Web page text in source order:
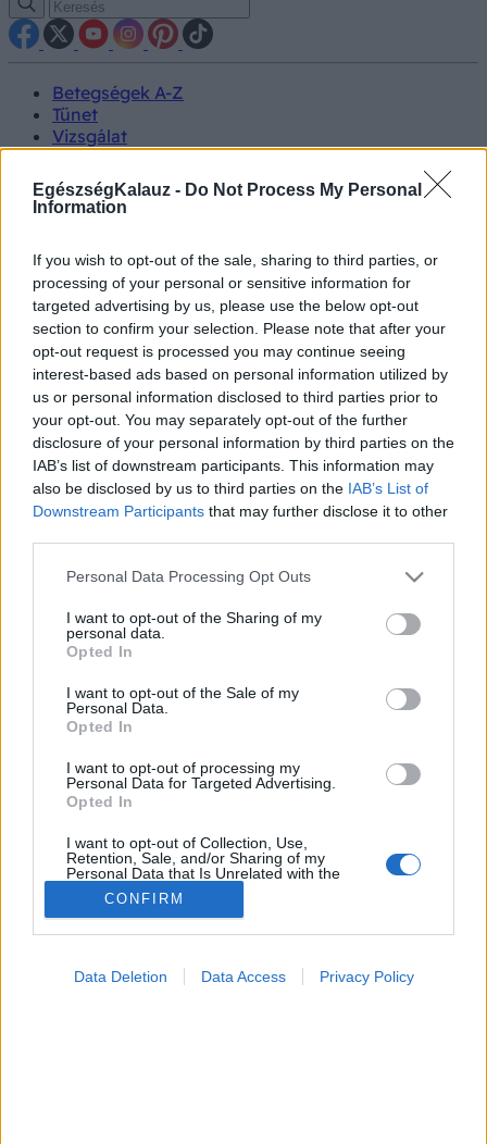
EgészségKalauz - Do Not Process My Personal
Information
If you wish to opt-out of the sale, sharing to third parties, or
processing of your personal or sensitive information for
targeted advertising by us, please use the below opt-out
section to confirm your selection. Please note that after your
opt-out request is processed you may continue seeing
interest-based ads based on personal information utilized by
us or personal information disclosed to third parties prior to
your opt-out. You may separately opt-out of the further
disclosure of your personal information by third parties on the
IAB’s list of downstream participants. This information may
also be disclosed by us to third parties on the IAB’s List of
Downstream Participants that may further disclose it to other
Please note that this website/app uses one or more Google
not limited to your visit or usage behaviour. You may click to
grant or deny consent to Google and its third-party tags to
use your data for below specified purposes in below Google
consent section.
Personal Data Processing Opt Outs
I want to opt-out of the Sharing of my
personal data.
Opted In
I want to opt-out of the Sale of my
Personal Data.
Opted In
I want to opt-out of processing my
Personal Data for Targeted Advertising.
Opted In
I want to opt-out of Collection, Use,
Retention, Sale, and/or Sharing of my
Personal Data that Is Unrelated with the
Purposes for which it was collected.
Opted Out
CONFIRM
Data Deletion Data Access Privacy Policy
Betegségek A-Z
Tünet
Vizsgálat
Kezelés
Életmódváltás
Kutatás
Videók
Kisállatok egészsége
#allergia #influenza#cukorbetegség
#orvosmeteorológia#vérnyomás #stroke#rákbetegség
#pajzsmirigy#reflux#ekcéma#herpesz
Regisztráció
Nehézlégzés
Nehézlégzés